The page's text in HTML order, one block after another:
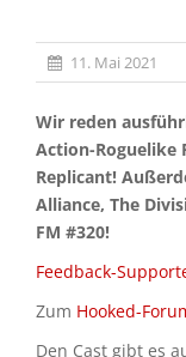
Jobs
Discord
11. Mai 2021
Wir reden
Action-Roguelike
Replicant!
Alliance, The
FM #320!
Feedback-
Zum Hooked-
Den Cast gibt es